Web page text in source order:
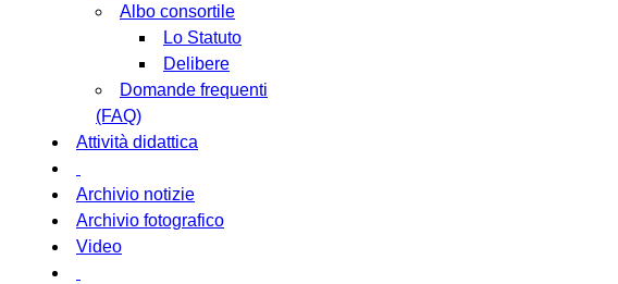
Albo consortile
Lo Statuto
Delibere
Domande frequenti
(FAQ)
Attività didattica
Archivio notizie
Archivio fotografico
Video